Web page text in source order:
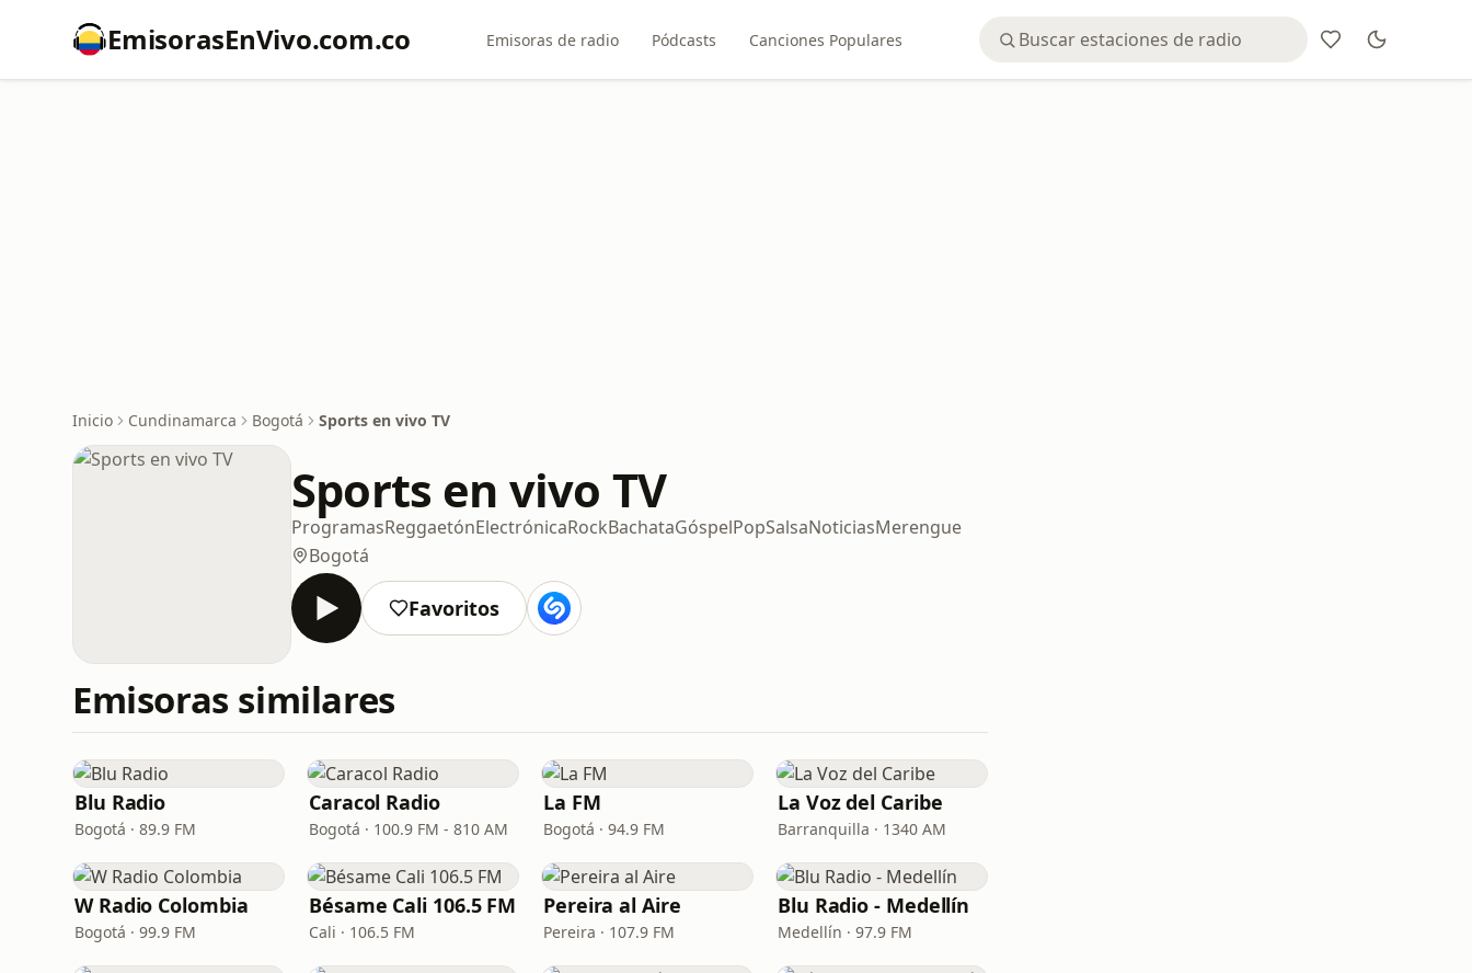
EmisorasEnVivo.com.co Emisoras de radio Pódcasts Canciones Populares
Inicio Cundinamarca Bogotá Sports en vivo TV
Sports en vivo TV
ProgramasReggaetónElectrónicaRockBachataGóspelPopSalsaNoticiasMerengue
Bogotá
Favoritos
Emisoras similares
Blu Radio
Bogotá · 89.9 FM
Caracol Radio
Bogotá · 100.9 FM - 810 AM
La FM
Bogotá · 94.9 FM
La Voz del Caribe
Barranquilla · 1340 AM
W Radio Colombia
Bogotá · 99.9 FM
Bésame Cali 106.5 FM
Cali · 106.5 FM
Pereira al Aire
Pereira · 107.9 FM
Blu Radio - Medellín
Medellín · 97.9 FM